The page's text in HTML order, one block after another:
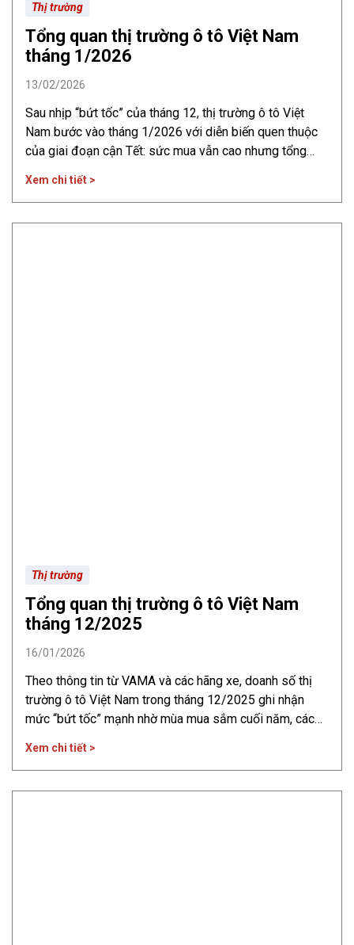
Thị trường
Tổng quan thị trường ô tô Việt Nam
tháng 1/2026
13/02/2026
Sau nhịp “bứt tốc” của tháng 12, thị trường ô tô Việt
Nam bước vào tháng 1/2026 với diễn biến quen thuộc
của giai đoạn cận Tết: sức mua vẫn cao nhưng tổng
yếu tố mùa vụ và nền so sánh tháng 12 quá
Xem chi tiết >
Thị trường
Tổng quan thị trường ô tô Việt Nam
tháng 12/2025
16/01/2026
Theo thông tin từ VAMA và các hãng xe, doanh số thị
trường ô tô Việt Nam trong tháng 12/2025 ghi nhận
mức “bứt tốc” mạnh nhờ mùa mua sắm cuối năm, các
Tết, tạo nên tháng cao điểm rõ rệt cả về
Xem chi tiết >